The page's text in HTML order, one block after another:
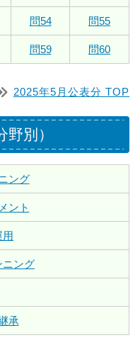
問54 問55
問59 問60
2025年5月公表分 TOP
別）
ング
ント
用
ニング
承